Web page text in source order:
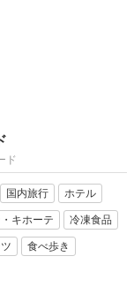
ド
国内旅行 ホテル
・キホーテ 冷凍食品
食べ歩き